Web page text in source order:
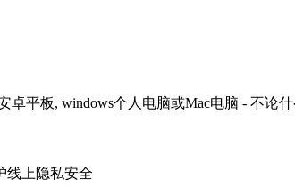
卓平板, windows个人电脑或Mac电脑 - 不